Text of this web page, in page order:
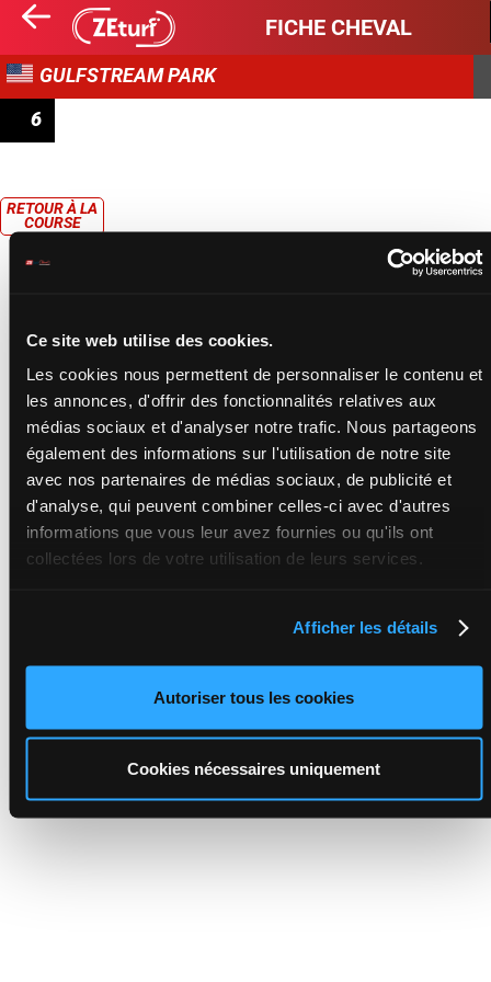
Ce site web utilise des cookies.
Les cookies nous permettent de personnaliser le contenu et
les annonces, d'offrir des fonctionnalités relatives aux
médias sociaux et d'analyser notre trafic. Nous partageons
également des informations sur l'utilisation de notre site
avec nos partenaires de médias sociaux, de publicité et
d'analyse, qui peuvent combiner celles-ci avec d'autres
informations que vous leur avez fournies ou qu'ils ont
collectées lors de votre utilisation de leurs services.
Afficher les détails
Autoriser tous les cookies
Cookies nécessaires uniquement
FICHE CHEVAL
GULFSTREAM PARK
6
RETOUR À LA
COURSE